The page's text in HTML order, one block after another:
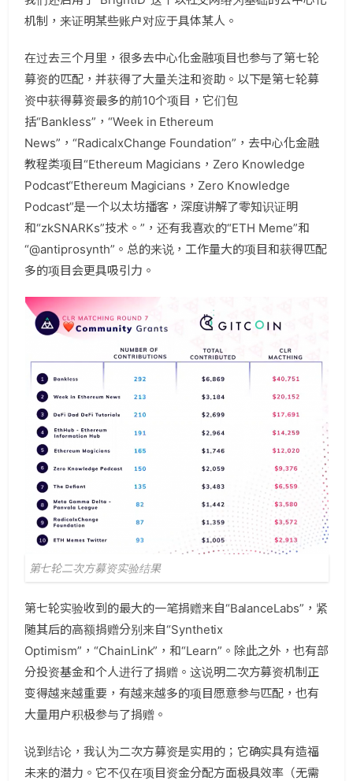
机制，来证明某些账户对应于具体某人。
在过去三个月里，很多去中心化金融项目也参与了第七轮
募资的匹配，并获得了大量关注和资助。以下是第七轮募
资中获得募资最多的前10个项目，它们包
括“Bankless”，“Week in Ethereum
News”，“RadicalxChange Foundation”，去中心化金融
教程类项目“Ethereum Magicians，Zero Knowledge
Podcast“Ethereum Magicians，Zero Knowledge
Podcast”是一个以太坊播客，深度讲解了零知识证明
和“zkSNARKs”技术。 ”，还有我喜欢的“ETH Meme”和
“@antiprosynth”。总的来说，工作量大的项目和获得匹配
多的项目会更具吸引力。
第七轮二次方募资实验结果
第七轮实验收到的最大的一笔捐赠来自“BalanceLabs”，紧
随其后的高额捐赠分别来自“Synthetix
Optimism”，“ChainLink”，和“Learn”。除此之外，也有部
分投资基金和个人进行了捐赠。这说明二次方募资机制正
变得越来越重要，有越来越多的项目愿意参与匹配，也有
大量用户积极参与了捐赠。
说到结论，我认为二次方募资是实用的；它确实具有造福
未来的潜力。它不仅在项目资金分配方面极具效率（无需